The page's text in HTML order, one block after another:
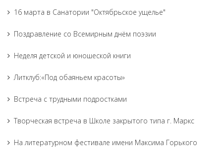
16 марта в Санатории "Октябрьское ущелье"
Поздравление со Всемирным днём поэзии
Неделя детской и юношеской книги
Литклуб:«Под обаяньем красоты»
Встреча с трудными подростками
Творческая встреча в Школе закрытого типа г. Маркс
На литературном фестивале имени Максима Горького